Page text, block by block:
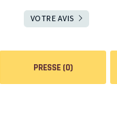
VOTRE AVIS
PRESSE (0)